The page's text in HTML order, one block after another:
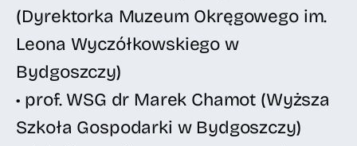
(Dyrektorka Muzeum Okręgowego im.
Leona Wyczółkowskiego w
Bydgoszczy)
• prof. WSG dr Marek Chamot (Wyższa
Szkoła Gospodarki w Bydgoszczy)